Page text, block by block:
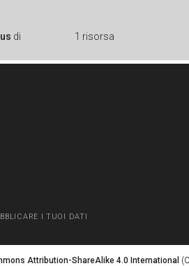
di 1 risorsa
I TUOI DATI
Attribution-ShareAlike 4.0 International